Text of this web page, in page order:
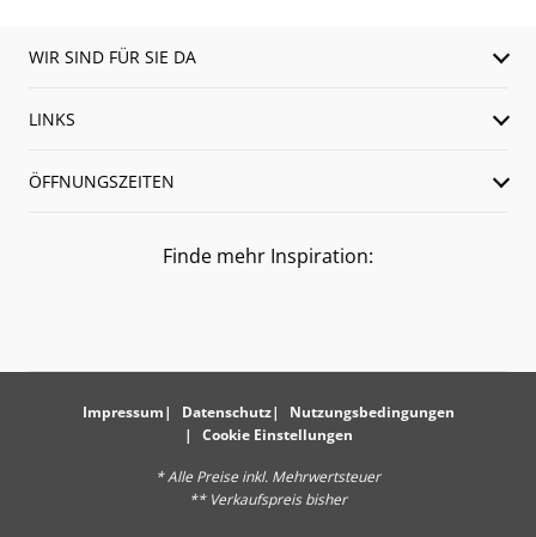
WIR SIND FÜR SIE DA
LINKS
ÖFFNUNGSZEITEN
Finde mehr Inspiration:
Impressum Datenschutz
Nutzungsbedingungen
Cookie Einstellungen
* Alle Preise inkl. Mehrwertsteuer
** Verkaufspreis bisher